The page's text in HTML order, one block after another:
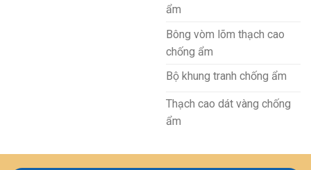
ẩm
Bông vòm lõm thạch cao
chống ẩm
Bộ khung tranh chống ẩm
Thạch cao dát vàng chống
ẩm